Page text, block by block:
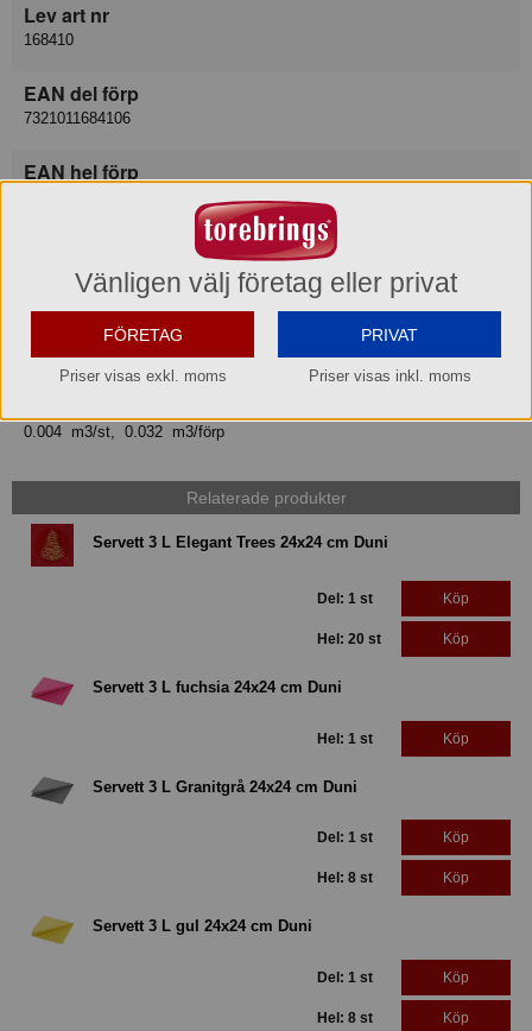
Lev art nr
168410
EAN del förp
7321011684106
EAN hel förp
7321041684107
Bruttovikt
0.71 kg/st 5.68 kg/förp
0.004 m3/st, 0.032 m3/förp
Relaterade produkter
Servett 3 L Elegant Trees 24x24 cm Duni
Del: 1 st Köp
Hel: 20 st Köp
Servett 3 L fuchsia 24x24 cm Duni
Hel: 1 st Köp
Servett 3 L Granitgrå 24x24 cm Duni
Del: 1 st Köp
Hel: 8 st Köp
Servett 3 L gul 24x24 cm Duni
Del: 1 st Köp
Hel: 8 st Köp
Vänligen välj företag eller privat
FÖRETAG
Priser visas exkl. moms
PRIVAT
Priser visas inkl. moms